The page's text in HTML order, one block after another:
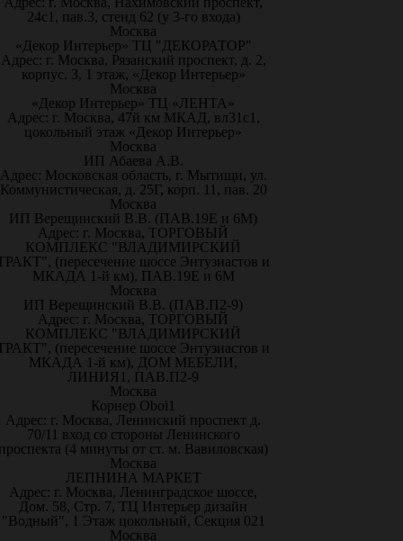
24с1, пав.3, стенд 62 (у 3-го входа)
Москва
«Декор Интерьер» ТЦ "ДЕКОРАТОР"
Адрес: г. Москва, Рязанский проспект, д. 2,
корпус. 3, 1 этаж, «Декор Интерьер»
Москва
«Декор Интерьер» ТЦ «ЛЕНТА»
Адрес: г. Москва, 47й км МКАД, вл31с1,
цокольный этаж «Декор Интерьер»
Москва
ИП Абаева А.В.
Адрес: Московская область, г. Мытищи, ул.
Коммунистическая, д. 25Г, корп. 11, пав. 20
Москва
ИП Верещинский В.В. (ПАВ.19Е и 6М)
Адрес: г. Москва, ТОРГОВЫЙ
КОМПЛЕКС "ВЛАДИМИРСКИЙ
(пересечение шоссе Энтузиастов и
МКАДА 1-й км), ПАВ.19Е и 6М
Москва
ИП Верещинский В.В. (ПАВ.П2-9)
Адрес: г. Москва, ТОРГОВЫЙ
КОМПЛЕКС "ВЛАДИМИРСКИЙ
(пересечение шоссе Энтузиастов и
МКАДА 1-й км), ДОМ МЕБЕЛИ,
ЛИНИЯ1, ПАВ.П2-9
Москва
Корнер Oboi1
Адрес: г. Москва, Ленинский проспект д.
70/11 вход со стороны Ленинского
(4 минуты от ст. м. Вавиловская)
Москва
ЛЕПНИНА МАРКЕТ
Адрес: г. Москва, Ленинградское шоссе,
Дом. 58, Стр. 7, ТЦ Интерьер дизайн
"Водный", 1 Этаж цокольный, Секция 021
Москва